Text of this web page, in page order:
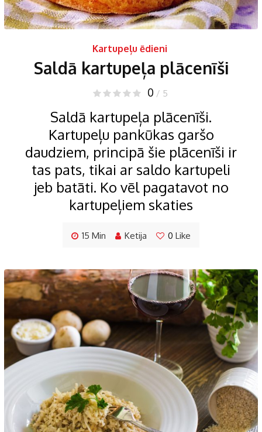
Kartupeļu ēdieni
Saldā kartupeļa plācenīši
0 / 5
Saldā kartupeļa plācenīši.
Kartupeļu pankūkas garšo
daudziem, principā šie plācenīši ir
tas pats, tikai ar saldo kartupeli
jeb batāti. Ko vēl pagatavot no
kartupeļiem skaties
15 Min Ketija 0 Like